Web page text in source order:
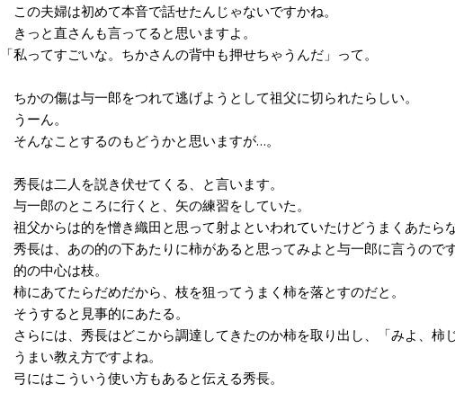
この夫婦は初めて本音で話せたんじゃないですかね。
きっと直さんも言ってると思いますよ。
「私ってすごいな。ちかさんの背中も押せちゃうんだ」って。
ちかの傷は与一郎をつれて逃げようとして祖父に切られたらしい。
うーん。
そんなことするのもどうかと思いますが…。
秀長は二人を説き伏せてくる、と言います。
与一郎のところに行くと、矢の練習をしていた。
祖父からは的を憎き織田と思って射よといわれていたけどうまくあたらな
秀長は、あの的の下あたりに柿があると思ってみよと与一郎に言うのです
的の中心は枝。
柿にあてたらだめだから、枝を狙ってうまく柿を落とすのだと。
そうすると見事的にあたる。
さらには、秀長はどこから調達してきたのか柿を取り出し、「みよ、柿
うまい教え方ですよね。
弓にはこういう使い方もあると伝える秀長。